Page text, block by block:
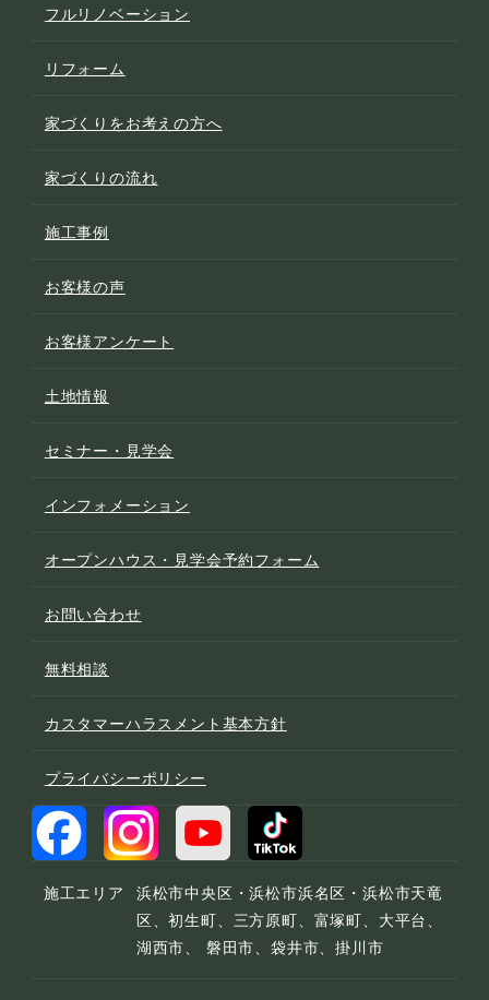
フルリノベーション
リフォーム
家づくりをお考えの方へ
家づくりの流れ
施工事例
お客様の声
お客様アンケート
土地情報
セミナー・見学会
インフォメーション
オープンハウス・見学会予約フォーム
お問い合わせ
無料相談
カスタマーハラスメント基本方針
プライバシーポリシー
施工エリア
浜松市中央区・浜松市浜名区・浜松市天竜
区、初生町、三方原町、富塚町、大平台、
湖西市、 磐田市、袋井市、掛川市